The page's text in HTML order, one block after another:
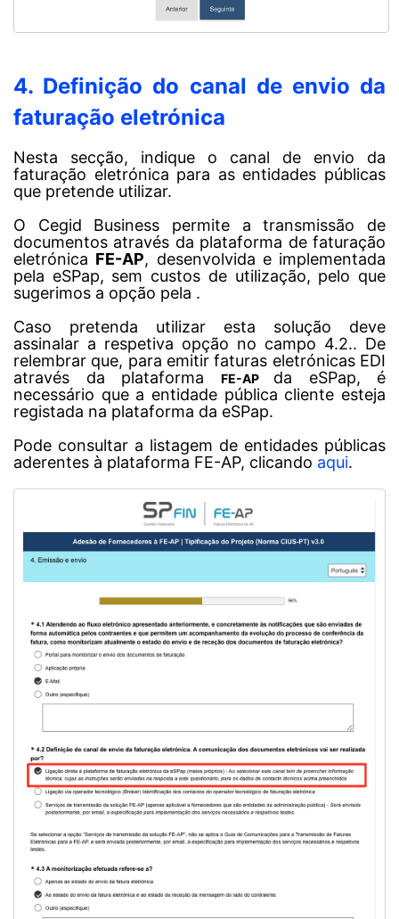
4. Definição do canal de envio da
faturação eletrónica
Nesta secção, indique o canal de envio da
faturação eletrónica para as entidades públicas
que pretende utilizar.
O Cegid Business permite a transmissão de
documentos através da plataforma de faturação
eletrónica FE-AP, desenvolvida e implementada
pela eSPap, sem custos de utilização, pelo que
sugerimos a opção pela .
Caso pretenda utilizar esta solução deve
assinalar a respetiva opção no campo 4.2.. De
relembrar que, para emitir faturas eletrónicas EDI
através da plataforma
FE-AP da eSPap, é
necessário que a entidade pública cliente esteja
registada na plataforma da eSPap.
Pode consultar a listagem de entidades públicas
aderentes à plataforma FE-AP, clicando aqui.